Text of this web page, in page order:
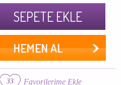
SEPETE EKLE
HEMEN AL
33 Favorilerime Ekle